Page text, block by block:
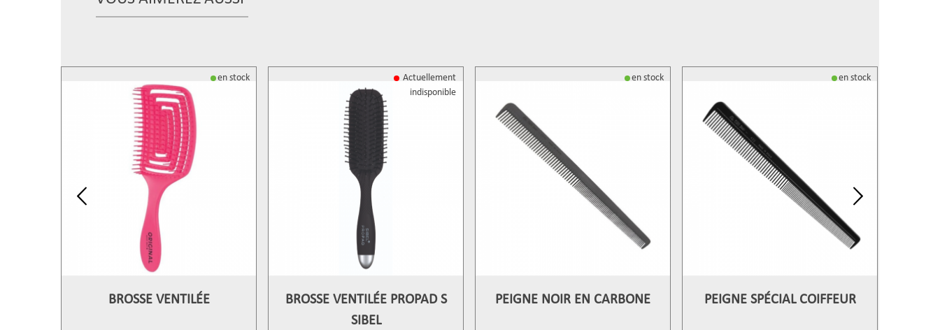
en stock
Afficher Plus
BROSSE VENTILÉE
Actuellement
indisponible
Afficher Plus
BROSSE VENTILÉE PROPAD S
SIBEL
en stock
Afficher Plus
PEIGNE NOIR EN CARBONE
en stock
Afficher Plus
PEIGNE SPÉCIAL COIFFEUR